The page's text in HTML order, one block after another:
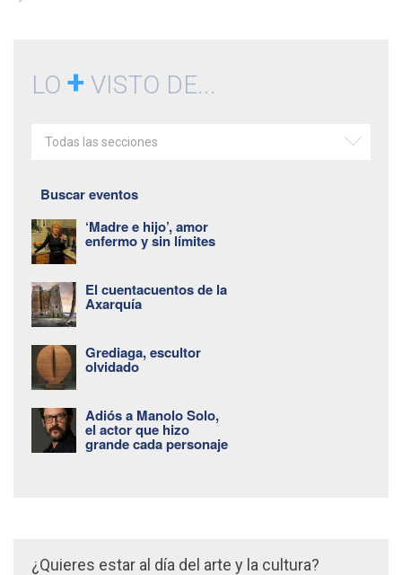
LO + VISTO DE...
Todas las secciones
Buscar eventos
‘Madre e hijo’, amor
enfermo y sin límites
El cuentacuentos de la
Axarquía
Grediaga, escultor
olvidado
Adiós a Manolo Solo,
el actor que hizo
grande cada personaje
¿Quieres estar al día del arte y la cultura?